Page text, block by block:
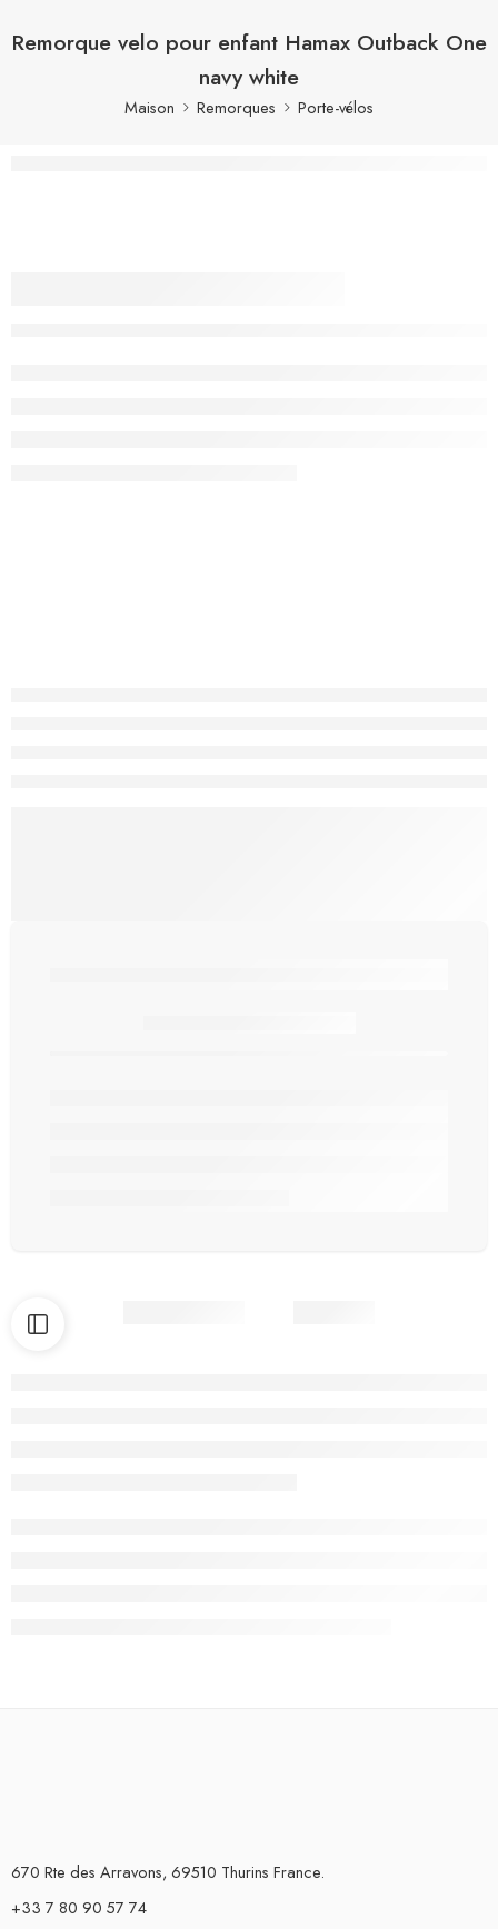
Remorque velo pour enfant​ Hamax Outback One
navy white
Maison Remorques Porte-vélos
670 Rte des Arravons, 69510 Thurins France.
+33 7 80 90 57 74